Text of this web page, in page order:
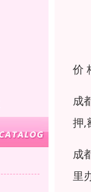
价
成
押,
成
里